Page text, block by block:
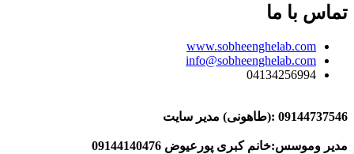
تماس با ما
www.sobheenghelab.com
info@sobheenghelab.com
04134256994
09144737546 :(طاهونی) مدیر سایت
مدیر وموسس:خانم کبری پورعیوض 09144140476